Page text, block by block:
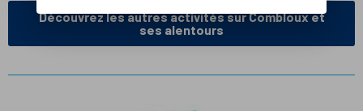
Découvrez les autres activités sur Combloux et
ses alentours